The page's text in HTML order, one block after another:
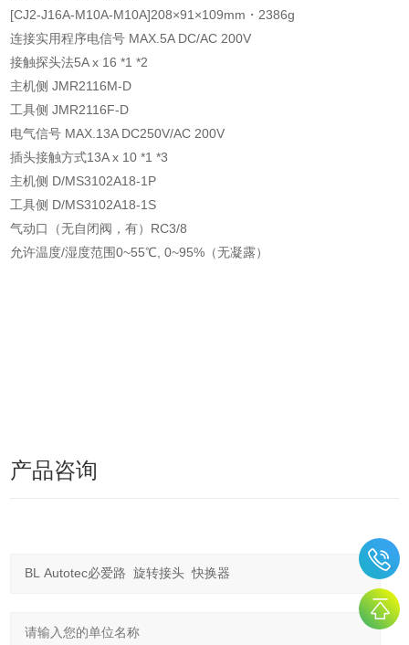
[CJ2-J16A-M10A-M10A]208×91×109mm・2386g
连接实用程序电信号 MAX.5A DC/AC 200V
接触探头法5A x 16 *1 *2
主机侧 JMR2116M-D
工具侧 JMR2116F-D
电气信号 MAX.13A DC250V/AC 200V
插头接触方式13A x 10 *1 *3
主机侧 D/MS3102A18-1P
工具侧 D/MS3102A18-1S
气动口（无自闭阀，有）RC3/8
允许温度/湿度范围0~55℃, 0~95%（无凝露）
产品咨询